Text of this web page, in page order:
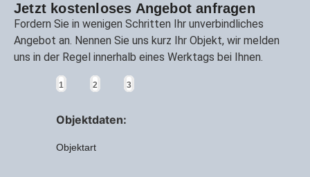
Jetzt kostenloses Angebot anfragen
Fordern Sie in wenigen Schritten Ihr unverbindliches
Angebot an. Nennen Sie uns kurz Ihr Objekt, wir melden
uns in der Regel innerhalb eines Werktags bei Ihnen.
1 2 3
Objektdaten:
Objektart